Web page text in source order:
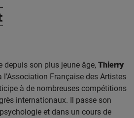
depuis son plus jeune âge, Thierry
l’Association Française des Artistes
à de nombreuses compétitions
internationaux. Il passe son
et dans un cours de